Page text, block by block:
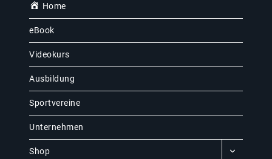
Home
eBook
Videokurs
Ausbildung
Sportvereine
Unternehmen
Shop